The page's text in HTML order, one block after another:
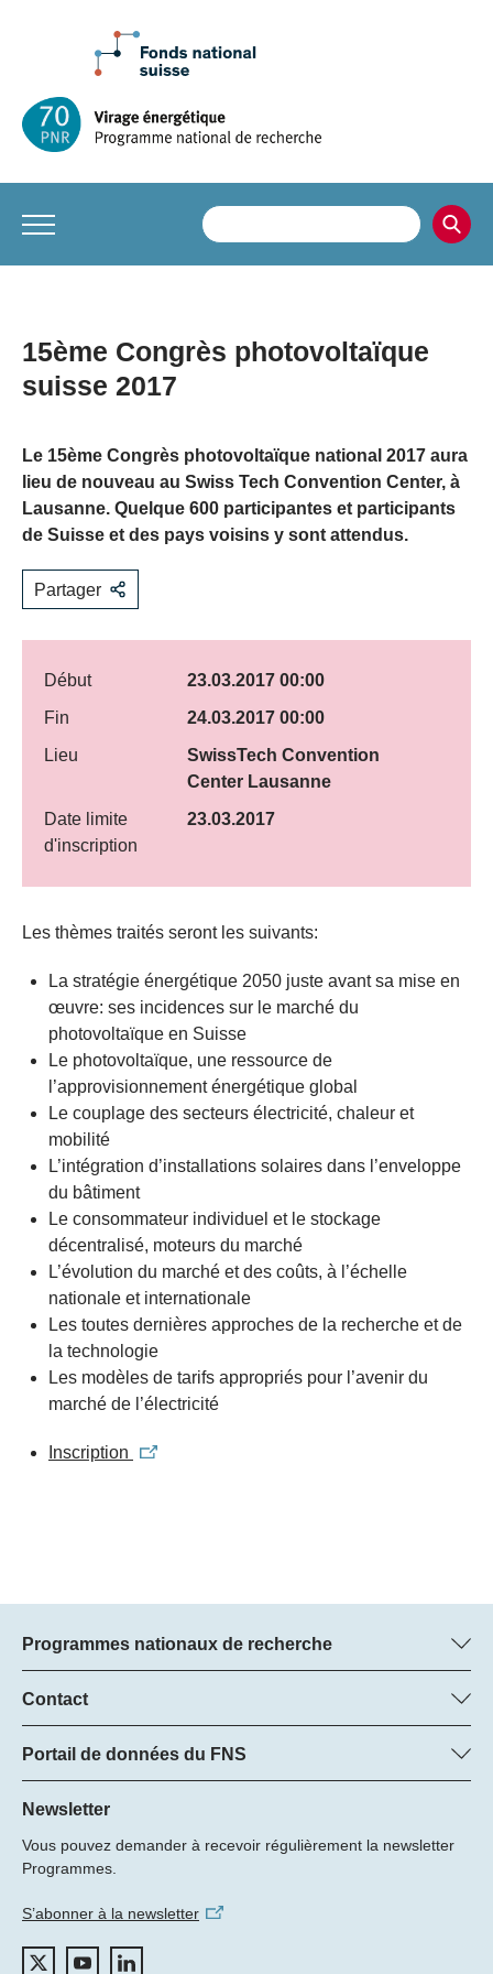
15ème Congrès photovoltaïque
suisse 2017
Le 15ème Congrès photovoltaïque national 2017 aura
lieu de nouveau au Swiss Tech Convention Center, à
Lausanne. Quelque 600 participantes et participants
de Suisse et des pays voisins y sont attendus.
Partager
Début
23.03.2017 00:00
Fin
24.03.2017 00:00
Lieu
SwissTech Convention
Center Lausanne
Date limite
d'inscription
23.03.2017
Les thèmes traités seront les suivants:
La stratégie énergétique 2050 juste avant sa mise en
œuvre: ses incidences sur le marché du
photovoltaïque en Suisse
Le photovoltaïque, une ressource de
l’approvisionnement énergétique global
Le couplage des secteurs électricité, chaleur et
mobilité
L’intégration d’installations solaires dans l’enveloppe
du bâtiment
Le consommateur individuel et le stockage
décentralisé, moteurs du marché
L’évolution du marché et des coûts, à l’échelle
nationale et internationale
Les toutes dernières approches de la recherche et de
la technologie
Les modèles de tarifs appropriés pour l’avenir du
marché de l’électricité
Inscription
Programmes nationaux de recherche
Vous trouverez ici des informations sur tous les Programmes
nationaux de recherche (PNR) :
Tous les PNR
Contact
Manager du programme
Dr Pascal Walther, FNS
Tél.: +
22
Portail de données du FNS
Vous trouverez ici des informations complètes sur les projets de
recherche et les subsides approuvés par le FNS.
Recherche de projets
Newsletter
Vous pouvez demander à recevoir régulièrement la newsletter
Programmes.
S’abonner à la newsletter